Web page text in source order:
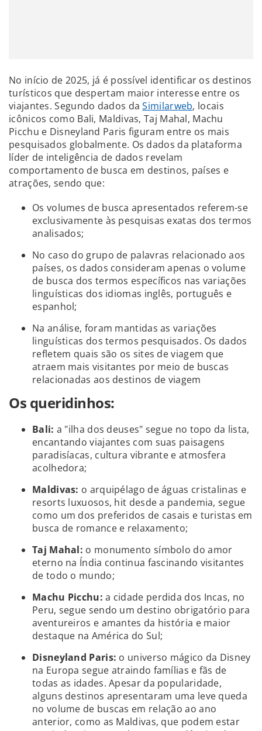
No início de 2025, já é possível identificar os destinos
turísticos que despertam maior interesse entre os
viajantes. Segundo dados daSimilarweb, locais
icônicos como Bali, Maldivas, Taj Mahal, Machu
Picchu e Disneyland Paris figuram entre os mais
pesquisados globalmente. Os dados da plataforma
líder de inteligência de dados revelam
comportamento de busca em destinos, países e
atrações, sendo que:
Os volumes de busca apresentados referem-se
exclusivamente às pesquisas exatas dos termos
analisados;
No caso do grupo de palavras relacionado aos
países, os dados consideram apenas o volume
de busca dos termos específicos nas variações
linguísticas dos idiomas inglês, português e
espanhol;
Na análise, foram mantidas as variações
linguísticas dos termos pesquisados. Os dados
refletem quais são os sites de viagem que
atraem mais visitantes por meio de buscas
relacionadas aos destinos de viagem
Os queridinhos:
Bali: a "ilha dos deuses" segue no topo da lista,
encantando viajantes com suas paisagens
paradisíacas, cultura vibrante e atmosfera
acolhedora;
Maldivas: o arquipélago de águas cristalinas e
resorts luxuosos, hit desde a pandemia, segue
como um dos preferidos de casais e turistas em
busca de romance e relaxamento;
Taj Mahal: o monumento símbolo do amor
eterno na Índia continua fascinando visitantes
de todo o mundo;
Machu Picchu: a cidade perdida dos Incas, no
Peru, segue sendo um destino obrigatório para
aventureiros e amantes da história e maior
destaque na América do Sul;
Disneyland Paris: o universo mágico da Disney
na Europa segue atraindo famílias e fãs de
todas as idades. Apesar da popularidade,
alguns destinos apresentaram uma leve queda
no volume de buscas em relação ao ano
anterior, como as Maldivas, que podem estar